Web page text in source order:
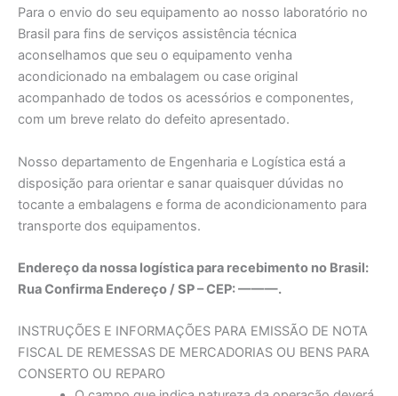
Para o envio do seu equipamento ao nosso laboratório no
Brasil para fins de serviços assistência técnica
aconselhamos que seu o equipamento venha
acondicionado na embalagem ou case original
acompanhado de todos os acessórios e componentes,
com um breve relato do defeito apresentado.
Nosso departamento de Engenharia e Logística está a
disposição para orientar e sanar quaisquer dúvidas no
tocante a embalagens e forma de acondicionamento para
transporte dos equipamentos.
Endereço da nossa logística para recebimento no Brasil:
Rua Confirma Endereço / SP – CEP: ———.
INSTRUÇÕES E INFORMAÇÕES PARA EMISSÃO DE NOTA
FISCAL DE REMESSAS DE MERCADORIAS OU BENS PARA
CONSERTO OU REPARO